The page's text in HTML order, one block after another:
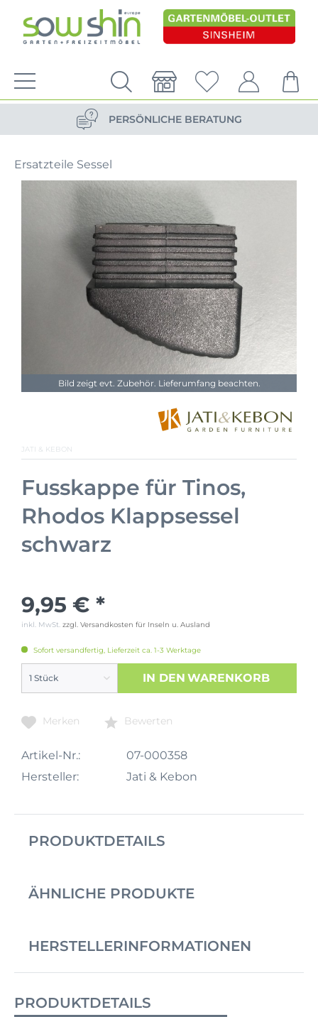
VERSANDKOSTENFREIE LIEFERUNG
PERSÖNLICHE BERATUNG
VERSANDKOSTENFREIE LIEFERUNG
PERSÖNLICHE BERATUNG
Ersatzteile Sessel
Bild zeigt evt. Zubehör. Lieferumfang beachten.
JATI & KEBON
Fusskappe für Tinos,
Rhodos Klappsessel
schwarz
9,95 € *
inkl. MwSt. zzgl. Versandkosten für Inseln u. Ausland
Sofort versandfertig, Lieferzeit ca. 1-3 Werktage
IN DEN WARENKORB
Merken Bewerten
Artikel-Nr.:
07-000358
Hersteller:
Jati & Kebon
PRODUKTDETAILS
ÄHNLICHE PRODUKTE
HERSTELLERINFORMATIONEN
PRODUKTDETAILS